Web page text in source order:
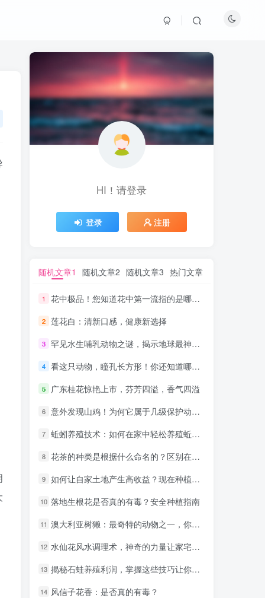
HI！请登录
登录 注册
随机文章1 随机文章2 随机文章3 热门文章
1 花中极品！您知道花中第一流指的是哪种花吗？
2 莲花白：清新口感，健康新选择
3 罕见水生哺乳动物之谜，揭示地球最神秘生物的秘密
4 看这只动物，瞳孔长方形！你还知道哪些动物？
5 广东桂花惊艳上市，芬芳四溢，香气四溢
6 意外发现山鸡！为何它属于几级保护动物？
7 蚯蚓养殖技术：如何在家中轻松养殖蚯蚓并利用其价值
8 花茶的种类是根据什么命名的？区别在哪里？
9 如何让自家土地产生高收益？现在种植这些水果最赚钱！
10 落地生根花是否真的有毒？安全种植指南
11 澳大利亚树獭：最奇特的动物之一，你了解它们吗？
12 水仙花风水调理术，神奇的力量让家宅更美好！
13 揭秘石蛙养殖利润，掌握这些技巧让你财源滚滚
14 风信子花香：是否真的有毒？
HI！请登录
登录 注册
随机文章1 随机文章2 随机文章3 热门文章
1 花中极品！您知道花中第一流指的是哪种花吗？
2 莲花白：清新口感，健康新选择
3 罕见水生哺乳动物之谜，揭示地球最神秘生物的秘密
4 看这只动物，瞳孔长方形！你还知道哪些动物？
5 广东桂花惊艳上市，芬芳四溢，香气四溢
6 意外发现山鸡！为何它属于几级保护动物？
7 蚯蚓养殖技术：如何在家中轻松养殖蚯蚓并利用其价值
8 花茶的种类是根据什么命名的？区别在哪里？
9 如何让自家土地产生高收益？现在种植这些水果最赚钱！
10 落地生根花是否真的有毒？安全种植指南
11 澳大利亚树獭：最奇特的动物之一，你了解它们吗？
12 水仙花风水调理术，神奇的力量让家宅更美好！
13 揭秘石蛙养殖利润，掌握这些技巧让你财源滚滚
14 风信子花香：是否真的有毒？